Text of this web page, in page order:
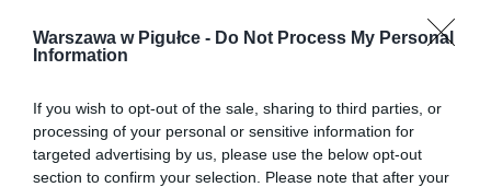
Warszawa w Pigułce - Do Not Process My Personal
Information
If you wish to opt-out of the sale, sharing to third parties, or
processing of your personal or sensitive information for
targeted advertising by us, please use the below opt-out
section to confirm your selection. Please note that after your